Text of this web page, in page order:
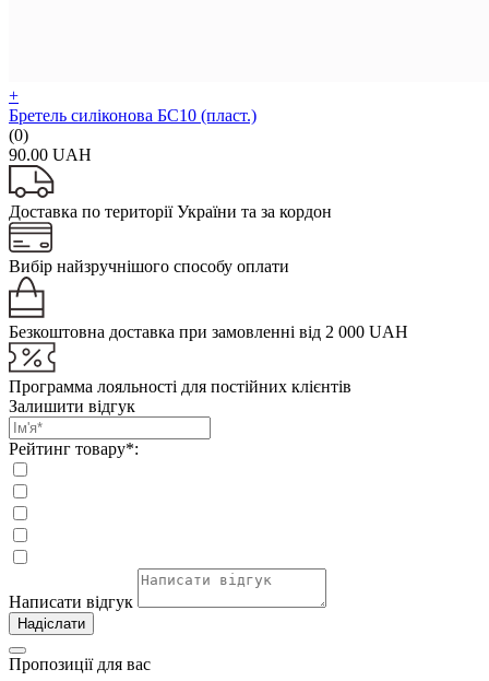
+
Бретель силіконова БС10 (пласт.)
(0)
90.00 UAH
Доставка по території України та за кордон
Вибір найзручнішого способу оплати
Безкоштовна доставка при замовленні від 2 000 UAH
Программа лояльності для постійних клієнтів
Залишити відгук
Рейтинг товару*:
Написати відгук
Надіслати
Пропозиції для вас